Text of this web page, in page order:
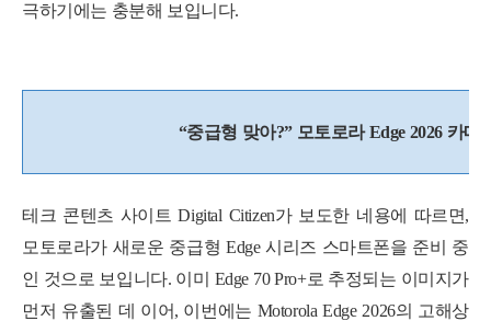
극하기에는 충분해 보입니다.
“중급형 맞아?” 모토로라 Edge 2026 카
테크 콘텐츠 사이트 Digital Citizen가 보도한 네용에 따르면,
모토로라가 새로운 중급형 Edge 시리즈 스마트폰을 준비 중
인 것으로 보입니다. 이미 Edge 70 Pro+로 추정되는 이미지가
먼저 유출된 데 이어, 이번에는 Motorola Edge 2026의 고해상